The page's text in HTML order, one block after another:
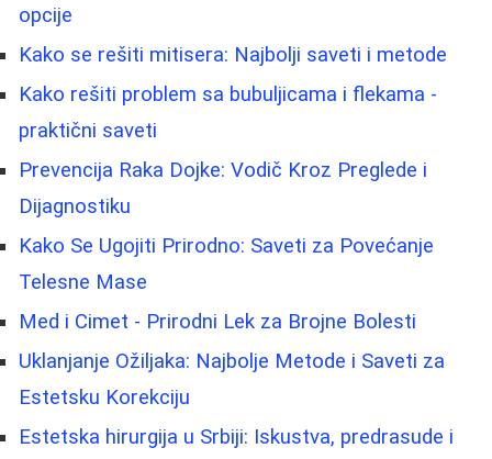
opcije
Kako se rešiti mitisera: Najbolji saveti i metode
Kako rešiti problem sa bubuljicama i flekama -
praktični saveti
Prevencija Raka Dojke: Vodič Kroz Preglede i
Dijagnostiku
Kako Se Ugojiti Prirodno: Saveti za Povećanje
Telesne Mase
Med i Cimet - Prirodni Lek za Brojne Bolesti
Uklanjanje Ožiljaka: Najbolje Metode i Saveti za
Estetsku Korekciju
Estetska hirurgija u Srbiji: Iskustva, predrasude i